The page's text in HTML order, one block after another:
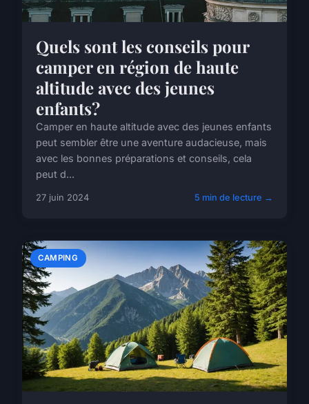
Quels sont les conseils pour
camper en région de haute
altitude avec des jeunes
enfants?
Camper en haute altitude avec des jeunes enfants
peut sembler être une aventure audacieuse, mais
avec les bonnes préparations et conseils, cela
peut d...
27 juin 2024 5 min de lecture →
CAMPING